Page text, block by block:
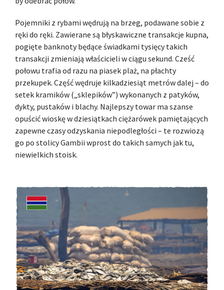
Pojemniki z rybami wędrują na brzeg, podawane sobie z
ręki do ręki. Zawierane są błyskawiczne transakcje kupna,
pogięte banknoty będące świadkami tysięcy takich
transakcji zmieniają właścicieli w ciągu sekund. Cześć
połowu trafia od razu na piasek plaż, na płachty
przekupek. Część wędruje kilkadziesiąt metrów dalej – do
setek kramików („sklepików”) wykonanych z patyków,
dykty, pustaków i blachy. Najlepszy towar ma szanse
opuścić wioskę w dziesiątkach ciężarówek pamiętających
zapewne czasy odzyskania niepodległości – te rozwiozą
go po stolicy Gambii wprost do takich samych jak tu,
niewielkich stoisk.